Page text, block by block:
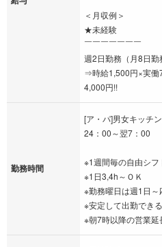
＜月収例＞
★未経験
￣￣￣￣￣￣￣
週2日勤務（月8日勤
⇒時給1,500円×実働
4,000円!!
勤務時間
[ア・パ]男女キッチ
24：00～翌7：00
※1週間毎の自由シフ
※1日3,4h～ＯＫ
※勤務曜日は週1日～
※安定して出勤でき
※朝7時以降の営業延